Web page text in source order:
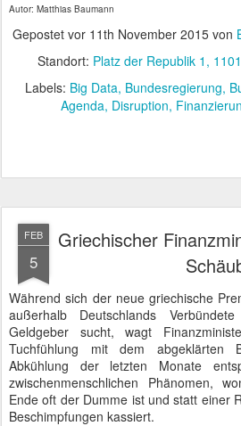
Autor: Matthias Baumann
Gepostet vor 11th November 2015 von
Standort: Platz der Republik 1,
Labels: Big Data Bundesregierung
Agenda Disruption
FEB
5
Griechischer
Während sich der neue griechische
außerhalb Deutschlands
Geldgeber sucht, wagt
Tuchfühlung mit dem abgeklärten
Abkühlung der letzten Monate
zwischenmenschlichen Phänomen,
Ende oft der Dumme ist und statt einer
Beschimpfungen kassiert.